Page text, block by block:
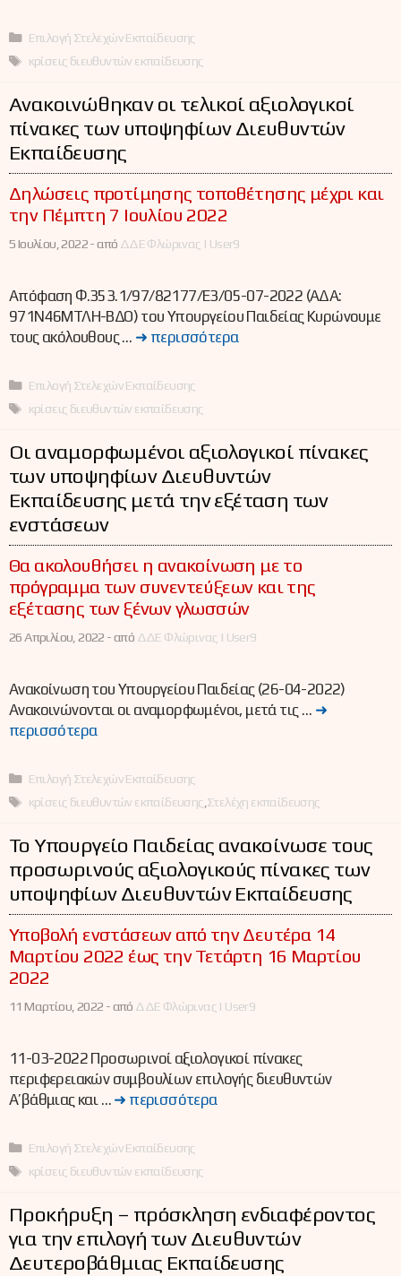
Κατηγορίες
Επιλογή Στελεχών Εκπαίδευσης
Ετικέτες
κρίσεις διευθυντών εκπαίδευσης
Ανακοινώθηκαν οι τελικοί αξιολογικοί
πίνακες των υποψηφίων Διευθυντών
Εκπαίδευσης
Δηλώσεις προτίμησης τοποθέτησης μέχρι και
την Πέμπτη 7 Ιουλίου 2022
5 Ιουλίου, 2022 -από ΔΔΕ Φλώρινας | User9
Απόφαση Φ.353.1/97/82177/Ε3/05-07-2022 (ΑΔΑ:
971Ν46ΜΤΛΗ-ΒΔΟ) του Υπουργείου Παιδείας Κυρώνουμε
τους ακόλουθους … ➜ περισσότερα
Κατηγορίες
Επιλογή Στελεχών Εκπαίδευσης
Ετικέτες
κρίσεις διευθυντών εκπαίδευσης
Οι αναμορφωμένοι αξιολογικοί πίνακες
των υποψηφίων Διευθυντών
Εκπαίδευσης μετά την εξέταση των
ενστάσεων
Θα ακολουθήσει η ανακοίνωση με το
πρόγραμμα των συνεντεύξεων και της
εξέτασης των ξένων γλωσσών
26 Απριλίου, 2022 -από ΔΔΕ Φλώρινας | User9
Ανακοίνωση του Υπουργείου Παιδείας (26-04-2022)
Ανακοινώνονται οι αναμορφωμένοι, μετά τις … ➜
περισσότερα
Κατηγορίες
Επιλογή Στελεχών Εκπαίδευσης
Ετικέτες
κρίσεις διευθυντών εκπαίδευσης Στελέχη εκπαίδευσης
Το Υπουργείο Παιδείας ανακοίνωσε τους
προσωρινούς αξιολογικούς πίνακες των
υποψηφίων Διευθυντών Εκπαίδευσης
Υποβολή ενστάσεων από την Δευτέρα 14
Μαρτίου 2022 έως την Τετάρτη 16 Μαρτίου
2022
11 Μαρτίου, 2022 -από ΔΔΕ Φλώρινας | User9
11-03-2022 Προσωρινοί αξιολογικοί πίνακες
περιφερειακών συμβουλίων επιλογής διευθυντών
Α’βάθμιας και … ➜ περισσότερα
Κατηγορίες
Επιλογή Στελεχών Εκπαίδευσης
Ετικέτες
κρίσεις διευθυντών εκπαίδευσης
Προκήρυξη – πρόσκληση ενδιαφέροντος
για την επιλογή των Διευθυντών
Δευτεροβάθμιας Εκπαίδευσης